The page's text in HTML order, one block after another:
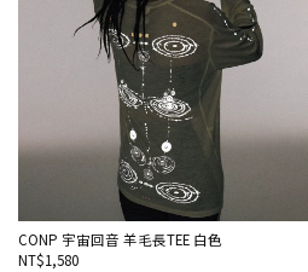
CONP 宇宙回音 羊毛長TEE 白色
NT$1,580